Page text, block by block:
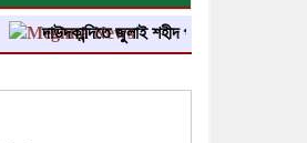
জুলাই শহীদ পরিবার ও জুলাই যোদ্ধাদের